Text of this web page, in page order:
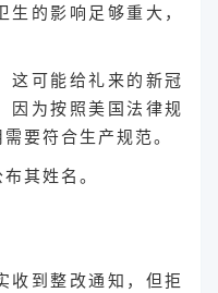
的影响足够重大，
这可能给礼来的新冠
因为按照美国法律规
要符合生产规范。
其姓名。
收到整改通知，但拒